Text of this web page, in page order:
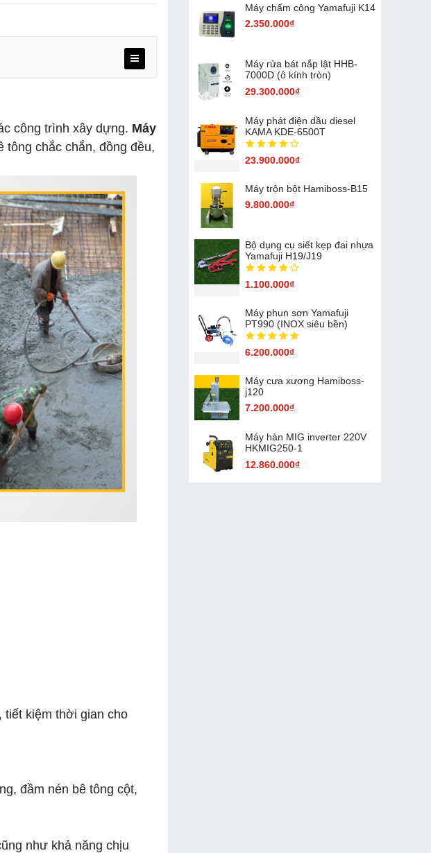
công trình xây dựng. Máy
tông chắc chắn, đồng đều,
tiết kiệm thời gian cho
đầm nén bê tông cột,
như khả năng chịu
Máy chấm cô​ng Yamafuji K14
2.350.000₫
Máy rửa bát nắp lật HHB-
7000D (ô kính tròn)
29.300.000₫
Máy phát điện dầu diesel
KAMA KDE-6500T
23.900.000₫
Máy trộn bột Hamiboss-B15
9.800.000₫
Bộ dụng cụ siết kẹp đai nhựa
Yamafuji H19/J19
1.100.000₫
Máy phun sơn Yamafuji
PT990 (INOX siêu bền)
6.200.000₫
Máy cưa xương Hamiboss-
j120
7.200.000₫
Máy hàn MIG inverter 220V
HKMIG250-1
12.860.000₫